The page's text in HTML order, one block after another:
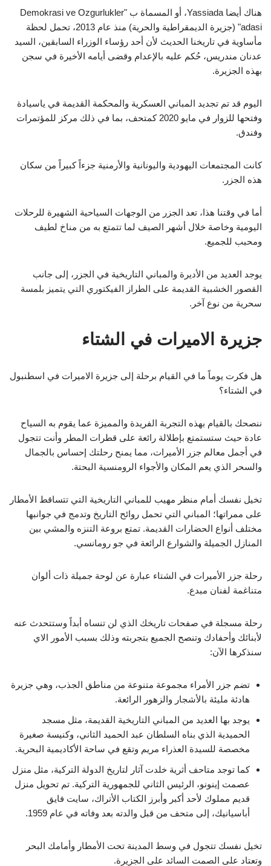
هناك أيضا Yassiada، أو المسماة ب "Demokrasi ve Ozgurlukler
adasi" (جزيرة الديمقراطية والحرية) منذ عام 2013، تحمل لحظة
مأساوية في تاريخنا الحديث لأن أحد رؤساء الوزراء السابقين، السيد
عدنان مندريس، حُكم عليه بالإعدام وقضى أيامه الأخيرة في سجن
بهذه الجزيرة.
اليوم قد تم تجديد المباني العسكرية والمحكمة القديمة في ياسيادة
وفتحها للزوار في مايو 2020 كمتحف، بما في ذلك مركز للمؤتمرات
وفندق.
كانت المجتمعات اليهودية واليونانية والأرمنية جزءاً كبيراً من سكان
هذه الجزر.
أما في وقتنا هذا، تعد الجزر من الوجهات السياحية الشهيرة للرحلات
اليومية وخاصة خلال أشهر الصيف لما تتمتع به من مناخ لطيف
ومحبب للجميع.
يوجد العديد من الأديرة والمباني التاريخية في الجزر، إلى جانب
القصور الخشبية القديمة على الطراز الفيكتوري التي يتميز بلمسة
سحرية من نوع آخر.
جزيرة الاميرات في الشتاء
هل فكرت يوماً ما في القيام برحلة إلى جزيرة الاميرات في اسطنبول
في الشتاء؟
ننصحك بالقيام بهذه التجربة الفريدة والمميزة عما يقوم به السياح
عادة حيث ستستمتع بإطلالة رائعة على قطرات المطر وأنت تتجول
في أجمل معالم جزر الأميرات، مما يمنح رحلتك إحساس بالجمال
والسحر الذي يعم المكان والأجواء الرومنسية البحتة.
تخيل نفسك أمام منظر مهيب للمباني التاريخية التي تتساقط الأمطار
على ممراتها؛ المباني التي تحمل روائح التاريخ وتدمج في جوانبها
مختلف أنواع الحضارات القديمة. تمتع بروعة التنزه والمشي بين
المنازل الجميلة والشوارع الرائعة في جو رومانسي.
رحلة جزر الأميرات في الشتاء عبارة عن لوحة جميلة ذات ألوان
متناغمة لفنان مبدع.
رحلة مسجلة في صفحات تاريخك الذي لن تنساه أبداً وستتحدث عنه
لأبنائك وأحفادك وتنصح الجميع بتجربته وذلك بسبب الأمور الاي
سنذكرها الآن:
تضم جزر الأمراء مجموعة متنوعة من مناطق الجذب، وهي جزيرة
هادئة مليئة بالأشجار والزهور الرائعة.
يوجد بها العديد من المباني التاريخية القديمة، مثل مسجد
الحميدية الذي بناه السلطان عبد الحميد الثاني، وكنيسة صغيرة
مخصصة للسيدة العذراء مريم وتقع في ساحة الأكاديمية البحرية.
كما توجد متاحف أثرية خلدت آثار لتاريخ الدولة التركية، مثل منزل
عصمت إينونو، الرئيس الثاني للجمهورية التركية. تم تحويل منزل
قديم مملوك لأحد أكبر وأبرز الكتاب الأتراك، سايت فايق
أباسيانيك، إلى متحف من قبل والدته بعد وفاته في عام 1959.
تخيل نفسك تتجول في وسط المدينة تحت الأمطار وأمامك البحر
وتعتاد على الصمت السائد على الجزيرة.